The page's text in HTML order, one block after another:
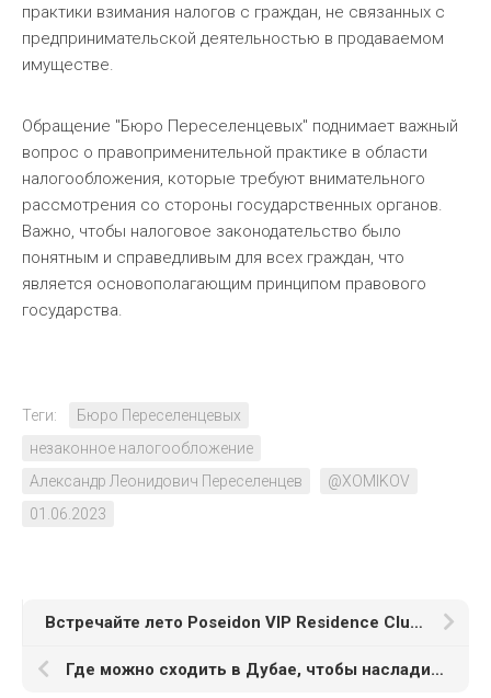
практики взимания налогов с граждан, не связанных с
предпринимательской деятельностью в продаваемом
имуществе.
Обращение "Бюро Переселенцевых" поднимает важный
вопрос о правоприменительной практике в области
налогообложения, которые требуют внимательного
рассмотрения со стороны государственных органов.
Важно, чтобы налоговое законодательство было
понятным и справедливым для всех граждан, что
является основополагающим принципом правового
государства.
Теги:
Бюро Переселенцевых
незаконное налогообложение
Александр Леонидович Переселенцев
@XOMIKOV
01.06.2023
Встречайте лето Poseidon VIP Residence Club Balneo & SPA Resort
Где можно сходить в Дубае, чтобы насладиться красивыми видами